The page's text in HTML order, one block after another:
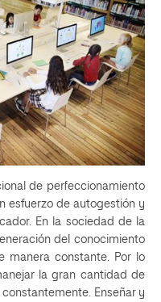
de perfeccionamiento
esfuerzo de autogestión y
En la sociedad de la
del conocimiento
manera constante. Por lo
la gran cantidad de
Enseñar y